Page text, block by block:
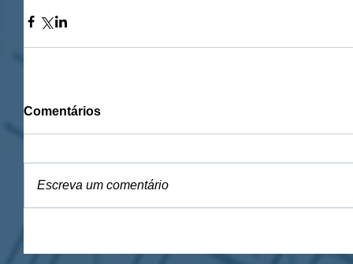
Comentários
Escreva um comentário